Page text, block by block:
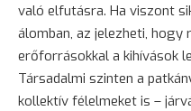
való elfutásra. Ha viszont
álomban, az jelezheti, hogy
erőforrásokkal a kihívások
Társadalmi szinten a
kollektív félelmeket is –